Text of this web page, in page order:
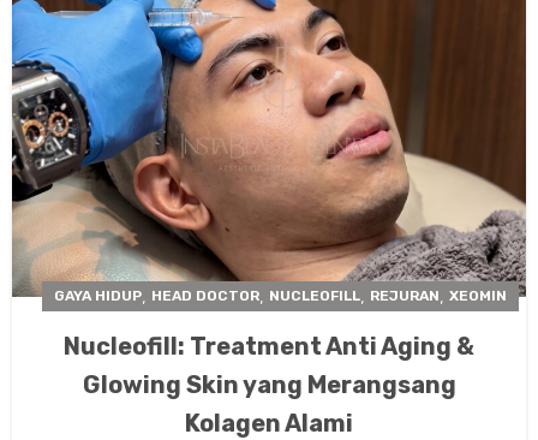
GAYA HIDUP, HEAD DOCTOR, NUCLEOFILL, REJURAN, XEOMIN
Nucleofill: Treatment Anti Aging &
Glowing Skin yang Merangsang
Kolagen Alami